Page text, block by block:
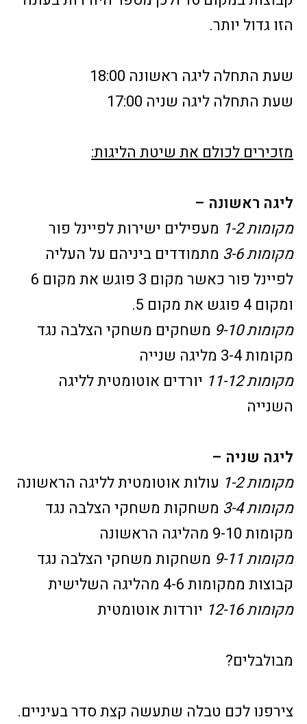
הזו גדול יותר.
שעת התחלה ליגה ראשונה 18:00
שעת התחלה ליגה שניה 17:00
מזכירים לכולם את שיטת הליגות:
ליגה ראשונה –
מקומות 1-2
מעפילים ישירות לפיינל פור
מקומות 3-6
מתמודדים ביניהם על העליה
לפיינל פור כאשר מקום 3 פוגש את מקום 6
ומקום 4 פוגש את מקום 5.
מקומות 9-10
משחקים משחקי הצלבה נגד
מקומות 3-4 מליגה שנייה
מקומות 11-12
יורדים אוטומטית לליגה
השנייה
ליגה שניה –
מקומות 1-2
עולות אוטומטית לליגה הראשונה
מקומות 3-4
משחקות משחקי הצלבה נגד
מקומות 9-10 מהליגה הראשונה
מקומות 9-11
משחקות משחקי הצלבה נגד
קבוצות ממקומות 4-6 מהליגה השלישית
מקומות 12-16
יורדות אוטומטית
מבולבלים?
צירפנו לכם טבלה שתעשה קצת סדר בעיניים.